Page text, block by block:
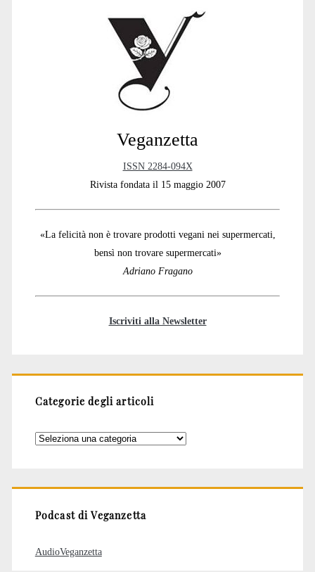
Veganzetta
ISSN 2284-094X
Rivista fondata il 15 maggio 2007
«La felicità non è trovare prodotti vegani nei supermercati,
bensì non trovare supermercati»
Adriano Fragano
Iscriviti alla Newsletter
Categorie degli articoli
Categorie
Podcast di Veganzetta
AudioVeganzetta